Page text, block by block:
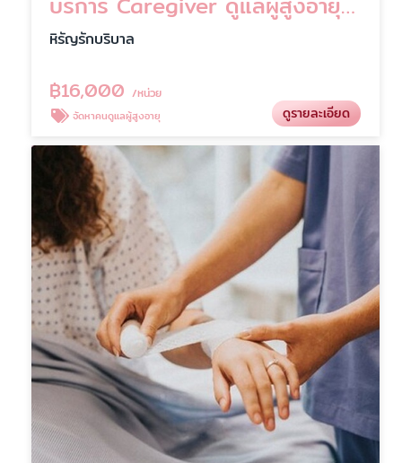
หิรัญรักบริบาล
฿16,000 /หน่วย
จัดหาคนดูแลผู้สูงอายุ ดูรายละเอียด